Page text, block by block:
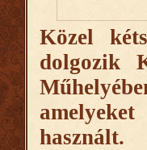
Közel
dolgozik
használt.